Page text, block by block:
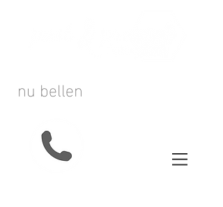
nu bellen